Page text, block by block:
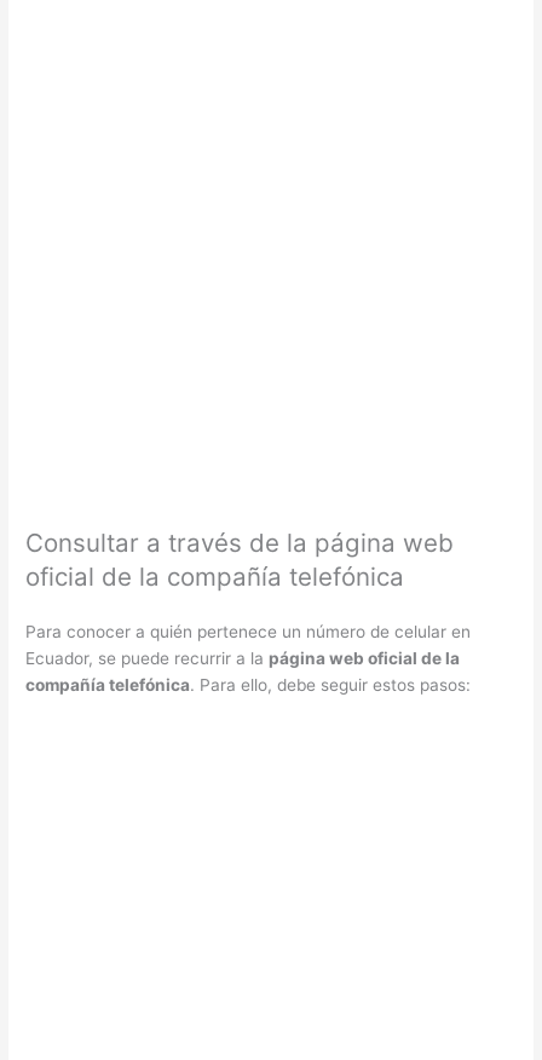
Consultar a través de la página web
oficial de la compañía telefónica
Para conocer a quién pertenece un número de celular en
Ecuador, se puede recurrir a la página web oficial de la
compañía telefónica. Para ello, debe seguir estos pasos: